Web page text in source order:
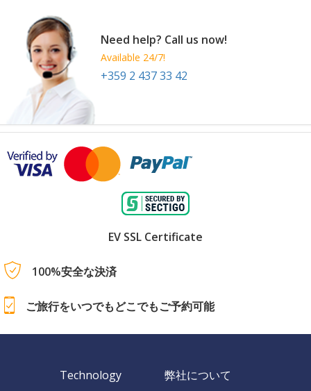
Need help? Call us now!
Available 24/7!
+359 2 437 33 42
EV SSL Certificate
100%安全な決済
ご旅行をいつでもどこでもご予約可能
Technology 弊社について